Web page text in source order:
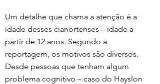
Um detalhe que chama a atenção é a
idade desses cianortenses – idade a
partir de 12 anos. Segundo a
reportagem, os motivos são diversos.
Desde pessoas que tenham algum
problema cognitivo – caso do Hayslon